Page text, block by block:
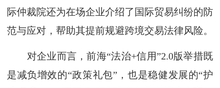
际仲裁院还为在场企业介绍了国际贸易纠纷的防
范与应对，帮助其提前规避跨境交易法律风险。
对企业而言，前海“法治+信用”2.0版举措既
是减负增效的“政策礼包”，也是稳健发展的“护